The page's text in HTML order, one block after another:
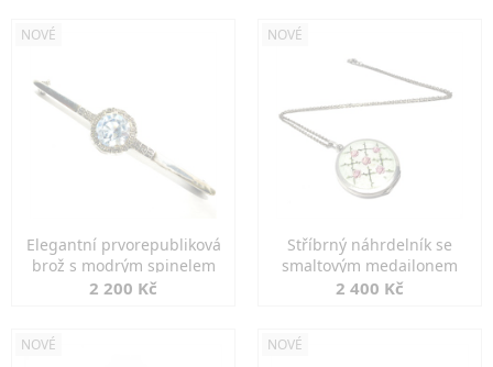
NOVÉ
Elegantní prvorepubliková
brož s modrým spinelem
2 200 Kč
NOVÉ
Stříbrný náhrdelník se
smaltovým medailonem
2 400 Kč
NOVÉ NOVÉ